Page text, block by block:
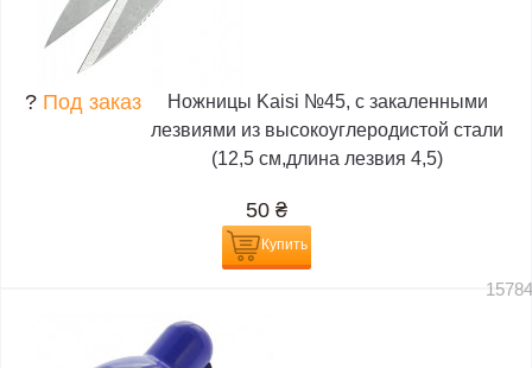
? Под заказ
Ножницы Kaisi №45, с закаленными
лезвиями из высокоуглеродистой стали
(12,5 см,длина лезвия 4,5)
50 ₴
Купить